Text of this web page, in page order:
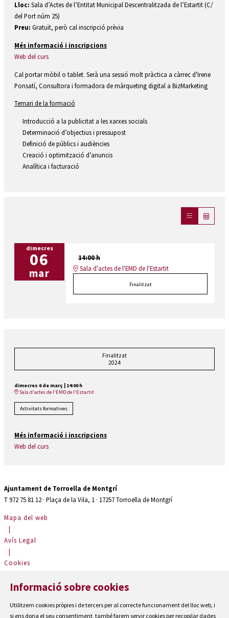
Lloc: Sala d’Actes de l’Entitat Municipal Descentralitzada de l’Estartit (C/
del Port núm 25)
Preu: Gratuït, però cal inscripció prèvia
Més informació i inscripcions
Web del curs
Cal portar mòbil o tablet. Serà una sessió molt pràctica a càrrec d'Irene
Ponsatí, Consultora i formadora de màrqueting digital a BizMarketing
Temari de la formació
Introducció a la publicitat a les xarxes socials
Determinació d’objectius i pressupost
Definició de públics i audiències
Creació i optimització d’anuncis
Analítica i facturació
dimecres
06
mar
14:00 h
Sala d'actes de l'EMD de l'Estartit
Finalitzat
Finalitzat
2024
dimecres 6 de març
14:00 h
Sala d'actes de l'EMD de l'Estartit
Activitats formatives
Més informació i inscripcions
Web del curs
Ajuntament de Torroella de Montgrí
T 972 75 81 12 · Plaça de la Vila, 1 · 17257 Torroella de Montgrí
Mapa del web
|
Avís Legal
|
Cookies
Contactar
Accessibilitat
Informació sobre cookies
Utilitzem cookies pròpies i de tercers per al correcte funcionament del lloc web, i
si ens dona el seu consentiment, també farem servir cookies per recopilar dades